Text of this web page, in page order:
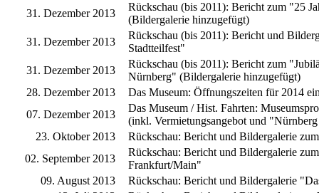
31. Dezember 2013
Rückschau (bis 2011): Bericht zum "25
(Bildergalerie hinzugefügt)
31. Dezember 2013
Rückschau (bis 2011): Bericht und
Stadtteilfest"
31. Dezember 2013
Rückschau (bis 2011): Bericht zum
Nürnberg" (Bildergalerie hinzugefügt)
28. Dezember 2013
Das Museum: Öffnungszeiten für 2014
07. Dezember 2013
Das Museum / Hist. Fahrten:
(inkl. Vermietungsangebot und
23. Oktober 2013
Rückschau: Bericht und Bildergalerie
02. September 2013
Rückschau: Bericht und Bildergalerie
Frankfurt/Main"
09. August 2013
Rückschau: Bericht und Bildergalerie